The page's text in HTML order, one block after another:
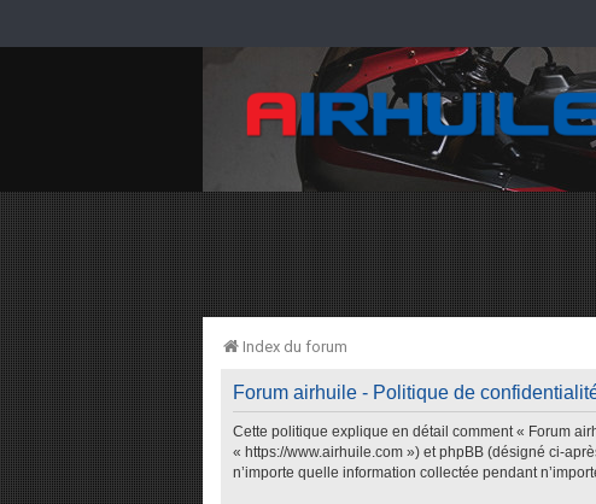
Index du forum
Forum airhuile - Politique de
Cette politique explique en détail comment « Forum
« https://www.airhuile.com ») et phpBB (désigné ci-
n’importe quelle information collectée pendant